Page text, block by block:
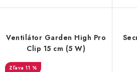
Ventilátor Garden High Pro
Clip 15 cm (5 W)
11 %